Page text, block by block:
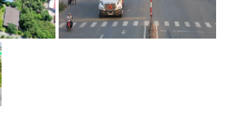
Thị Lắng
tư cam kết hoàn thiện cơ sở hạ
như phối cảnh đường rộng 8m đến